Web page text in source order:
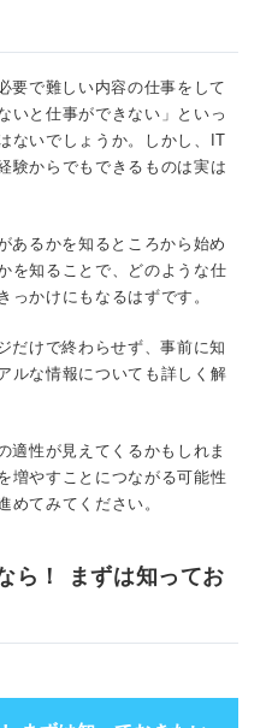
ト
マーケティング系の仕事
ト
ティスト
事務・サポート系の職種
が高い
て働けるため仕事に困らな
働き方がしやすい
要で難しい内容の仕事をして
いと仕事ができない」といっ
ないでしょうか。しかし、IT
験からでもできるものは実は
あるかを知るところから始め
を知ることで、どのような仕
っかけにもなるはずです。
だけで終わらせず、事前に知
ルな情報についても詳しく解
適性が見えてくるかもしれま
増やすことにつながる可能性
めてみてください。
ら！ まずは知ってお
ITスクールでエンジニアに
験でもできるものはたくさ
ずは知っておきたい前提情
れる
経験から目指せる
ITスクールでエンジニアに